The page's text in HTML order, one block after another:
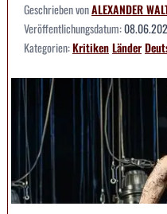
Geschrieben vonALEXANDER
Veröffentlichungsdatum:
Kategorien:KritikenLänder